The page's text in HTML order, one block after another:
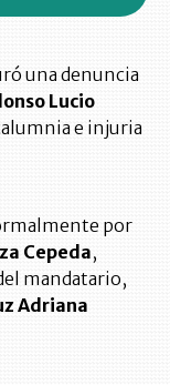
una denuncia
Lucio
e injuria
por
Cepeda,
mandatario,
Adriana